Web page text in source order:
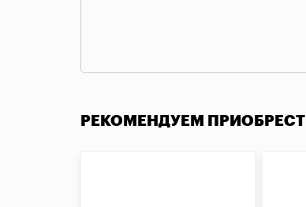
РЕКОМЕНДУЕМ